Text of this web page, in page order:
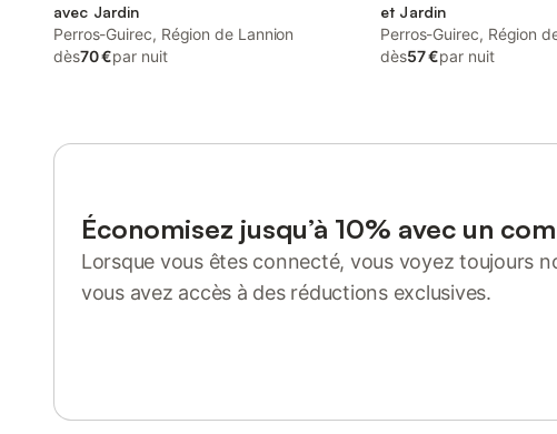
avec Jardin
Perros-Guirec, Région de Lannion
dès70 €par nuit
et Jardin
Perros-Guirec, Région
dès57 €par nuit
Économisez jusqu’à 10% avec un
Lorsque vous êtes connecté, vous voyez toujours
vous avez accès à des réductions exclusives.